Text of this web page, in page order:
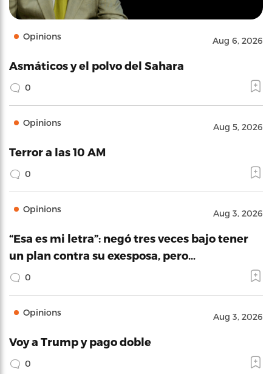
Opinions Aug 6, 2026
Asmáticos y el polvo del Sahara
0
Opinions Aug 5, 2026
Terror a las 10 AM
0
Opinions Aug 3, 2026
“Esa es mi letra”: negó tres veces bajo tener
un plan contra su exesposa, pero…
0
Opinions Aug 3, 2026
Voy a Trump y pago doble
0